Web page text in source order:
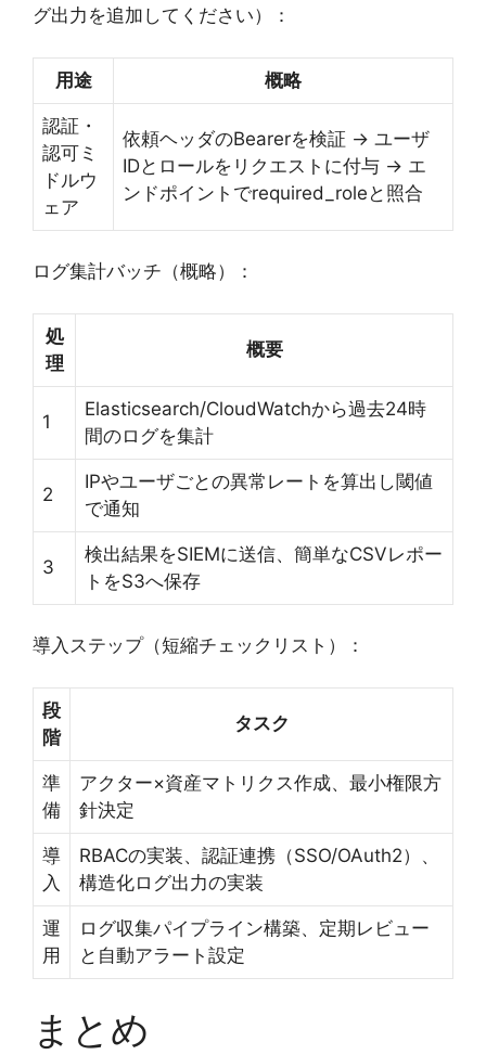
グ出力を追加してください）：
用途 概略
認証・
認可ミ
ドルウ
ェア
依頼ヘッダのBearerを検証 → ユーザ
IDとロールをリクエストに付与 → エ
ンドポイントでrequired_roleと照合
ログ集計バッチ（概略）：
処
理
概要
1
Elasticsearch/CloudWatchから過去24時
間のログを集計
2
IPやユーザごとの異常レートを算出し閾値
で通知
3
検出結果をSIEMに送信、簡単なCSVレポー
トをS3へ保存
導入ステップ（短縮チェックリスト）：
段
階
タスク
準
備
アクター×資産マトリクス作成、最小権限方
針決定
導
入
RBACの実装、認証連携（SSO/OAuth2）、
構造化ログ出力の実装
運
用
ログ収集パイプライン構築、定期レビュー
と自動アラート設定
まとめ